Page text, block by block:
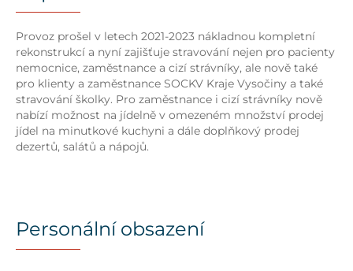
Provoz prošel v letech 2021-2023 nákladnou kompletní
rekonstrukcí a nyní zajišťuje stravování nejen pro pacienty
nemocnice, zaměstnance a cizí strávníky, ale nově také
pro klienty a zaměstnance SOCKV Kraje Vysočiny a také
stravování školky. Pro zaměstnance i cizí strávníky nově
nabízí možnost na jídelně v omezeném množství prodej
jídel na minutkové kuchyni a dále doplňkový prodej
dezertů, salátů a nápojů.
Personální obsazení